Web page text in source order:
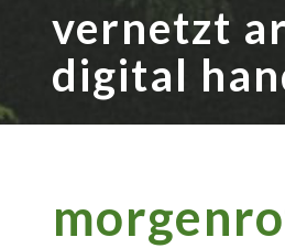
vernetzt
digital